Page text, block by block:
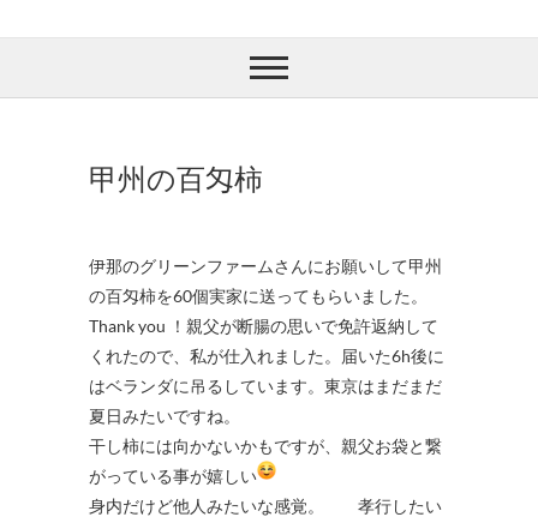
甲州の百匁柿
伊那のグリーンファームさんにお願いして甲州
の百匁柿を60個実家に送ってもらいました。
Thank you ！親父が断腸の思いで免許返納して
くれたので、私が仕入れました。届いた6h後に
はベランダに吊るしています。東京はまだまだ
夏日みたいですね。
干し柿には向かないかもですが、親父お袋と繋
がっている事が嬉しい
身内だけど他人みたいな感覚。 孝行したい